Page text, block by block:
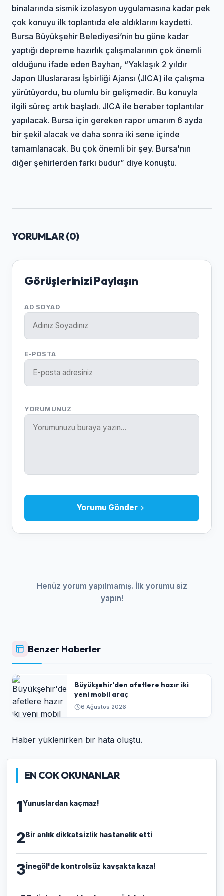
binalarında sismik izolasyon uygulamasına kadar pek
çok konuyu ilk toplantıda ele aldıklarını kaydetti.
Bursa Büyükşehir Belediyesi’nin bu güne kadar
yaptığı depreme hazırlık çalışmalarının çok önemli
olduğunu ifade eden Bayhan, “Yaklaşık 2 yıldır
Japon Uluslararası İşbirliği Ajansı (JICA) ile çalışma
yürütüyordu, bu olumlu bir gelişmedir. Bu konuyla
ilgili süreç artık başladı. JICA ile beraber toplantılar
yapılacak. Bursa için gereken rapor umarım 6 ayda
bir şekil alacak ve daha sonra iki sene içinde
tamamlanacak. Bu çok önemli bir şey. Bursa'nın
diğer şehirlerden farkı budur” diye konuştu.
YORUMLAR (0)
Görüşlerinizi Paylaşın
AD SOYAD
E-POSTA
YORUMUNUZ
Yorumu Gönder
Henüz yorum yapılmamış. İlk yorumu siz
yapın!
Benzer Haberler
Büyükşehir'den afetlere hazır iki
yeni mobil araç
6 Ağustos 2026
Haber yüklenirken bir hata oluştu.
EN COK OKUNANLAR
1Yunuslardan kaçmaz!
2Bir anlık dikkatsizlik hastanelik etti
3İnegöl'de kontrolsüz kavşakta kaza!